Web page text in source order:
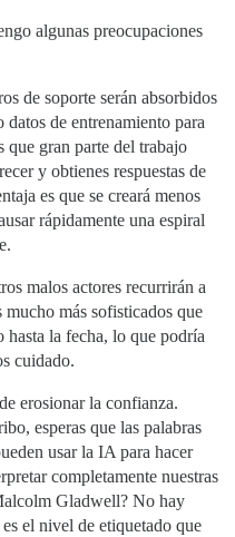
algunas preocupaciones
de soporte serán absorbidos
de entrenamiento para
que gran parte del trabajo
y obtienes respuestas de
es que se creará menos
rápidamente una espiral
malos actores recurrirán a
mucho más sofisticados que
hasta la fecha, lo que podría
cuidado.
erosionar la confianza.
esperas que las palabras
usar la IA para hacer
completamente nuestras
Gladwell? No hay
el nivel de etiquetado que